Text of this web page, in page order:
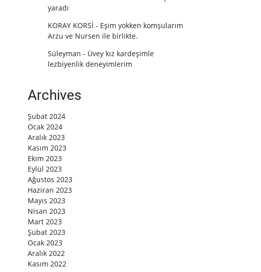
yaradı
KORAY KORSİ - Eşim yokken komşularım
Arzu ve Nursen ile birlikte.
Süleyman - Üvey kız kardeşimle
lezbiyenlik deneyimlerim
Archives
Şubat 2024
Ocak 2024
Aralık 2023
Kasım 2023
Ekim 2023
Eylül 2023
Ağustos 2023
Haziran 2023
Mayıs 2023
Nisan 2023
Mart 2023
Şubat 2023
Ocak 2023
Aralık 2022
Kasım 2022